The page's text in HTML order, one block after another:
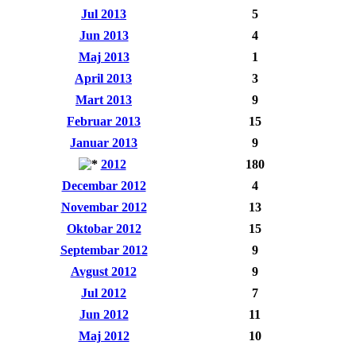
Jul 2013
5
Jun 2013
4
Maj 2013
1
April 2013
3
Mart 2013
9
Februar 2013
15
Januar 2013
9
2012
180
Decembar 2012
4
Novembar 2012
13
Oktobar 2012
15
Septembar 2012
9
Avgust 2012
9
Jul 2012
7
Jun 2012
11
Maj 2012
10